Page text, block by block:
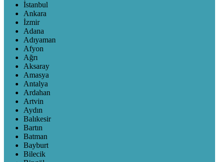
İstanbul
Ankara
İzmir
Adana
Adıyaman
Afyon
Ağrı
Aksaray
Amasya
Antalya
Ardahan
Artvin
Aydın
Balıkesir
Bartın
Batman
Bayburt
Bilecik